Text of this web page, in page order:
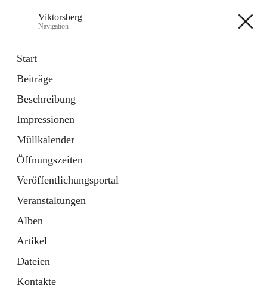
Viktorsberg
Navigation
Start
Beiträge
Beschreibung
Impressionen
Müllkalender
Öffnungszeiten
Veröffentlichungsportal
Veranstaltungen
Alben
Artikel
Dateien
Kontakte
1 Schnellzugriff
Bürgerservice
10 Schnellzugriffe